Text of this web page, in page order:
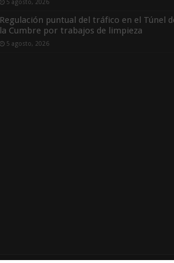
5 agosto, 2026
Regulación puntual del tráfico en el Túnel
la Cumbre por trabajos de limpieza
5 agosto, 2026